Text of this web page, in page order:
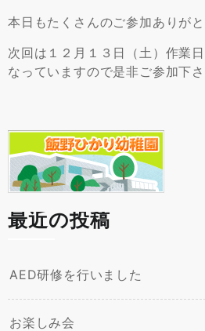
本日もたくさんのご参加ありがと
次回は１２月１３日（土）作業
なっていますので是非ご参加下さ
最近の投稿
AED研修を行いました
お楽しみ会